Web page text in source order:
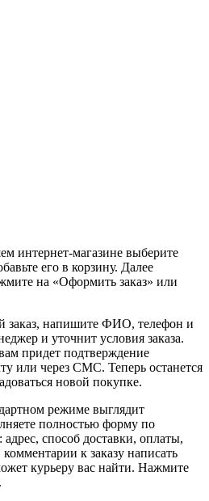
интернет-магазине выберите
его в корзину. Далее
на «Оформить заказ» или
заказ, напишите ФИО, телефон и
и уточнит условия заказа.
придет подтверждение
или через СМС. Теперь останется
новой покупке.
режиме выглядит
полностью форму по
способ доставки, оплаты,
к заказу написать
курьеру вас найти. Нажмите